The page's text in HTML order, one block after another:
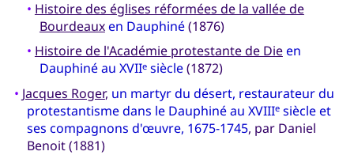
• Histoire des églises réformées de la vallée de
Bourdeauxen Dauphiné(1876)
• Histoire de l'Académie protestante de Dieen
Dauphiné au XVIIesiècle(1872)
• Jacques Roger, un martyr du désert, restaurateur du
protestantisme dans le Dauphiné au XVIIIesiècle et
ses compagnons d'œuvre, 1675-1745, par Daniel
Benoit (1881)